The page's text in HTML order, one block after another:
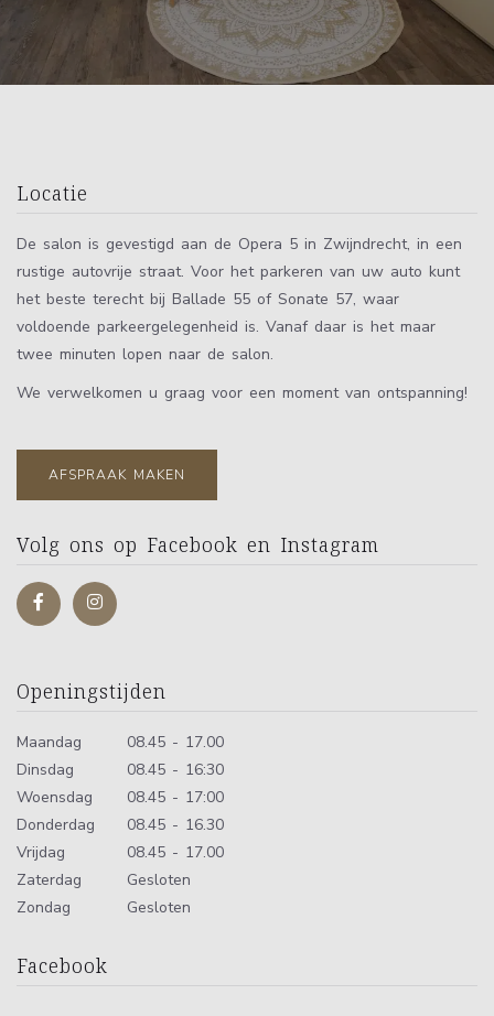
Locatie
De salon is gevestigd aan de Opera 5 in Zwijndrecht, in een
rustige autovrije straat. Voor het parkeren van uw auto kunt
het beste terecht bij Ballade 55 of Sonate 57, waar
voldoende parkeergelegenheid is. Vanaf daar is het maar
twee minuten lopen naar de salon.
We verwelkomen u graag voor een moment van ontspanning!
AFSPRAAK MAKEN
Volg ons op Facebook en Instagram
Openingstijden
Maandag
08.45 - 17.00
Dinsdag
08.45 - 16:30
Woensdag
08.45 - 17:00
Donderdag
08.45 - 16.30
Vrijdag
08.45 - 17.00
Zaterdag
Gesloten
Zondag
Gesloten
Facebook